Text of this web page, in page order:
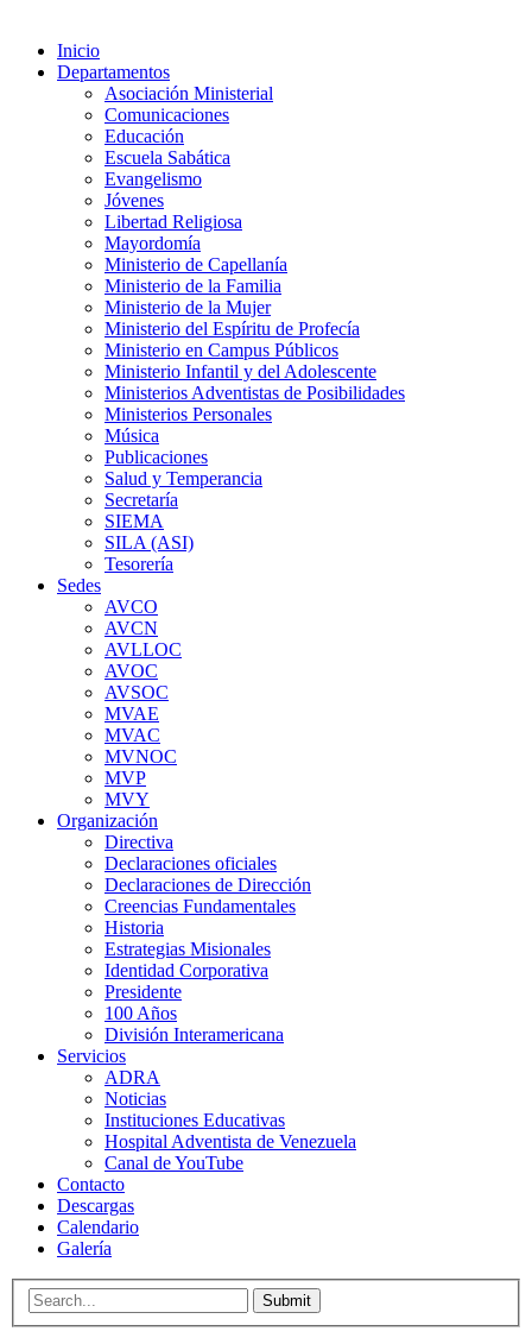
Inicio
Departamentos
Asociación Ministerial
Comunicaciones
Educación
Escuela Sabática
Evangelismo
Jóvenes
Libertad Religiosa
Mayordomía
Ministerio de Capellanía
Ministerio de la Familia
Ministerio de la Mujer
Ministerio del Espíritu de Profecía
Ministerio en Campus Públicos
Ministerio Infantil y del Adolescente
Ministerios Adventistas de Posibilidades
Ministerios Personales
Música
Publicaciones
Salud y Temperancia
Secretaría
SIEMA
SILA (ASI)
Tesorería
Sedes
AVCO
AVCN
AVLLOC
AVOC
AVSOC
MVAE
MVAC
MVNOC
MVP
MVY
Organización
Directiva
Declaraciones oficiales
Declaraciones de Dirección
Creencias Fundamentales
Historia
Estrategias Misionales
Identidad Corporativa
Presidente
100 Años
División Interamericana
Servicios
ADRA
Noticias
Instituciones Educativas
Hospital Adventista de Venezuela
Canal de YouTube
Contacto
Descargas
Calendario
Galería
Submit